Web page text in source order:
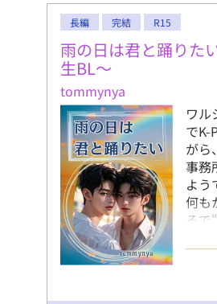
長編 完結 R15
雨の日は君と踊りた
生BL〜
tommynya
ワル
でK-
がら
事務
よう
何も
る
分
がら
も
志